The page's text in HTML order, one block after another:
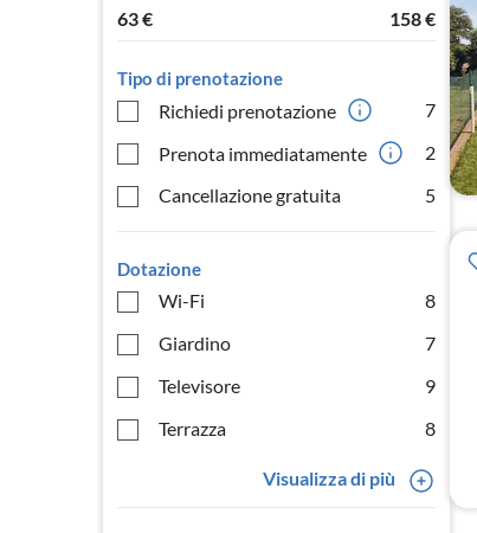
63€ 158€
Tipo di prenotazione
Richiedi prenotazione
7
Prenota immediatamente
2
Cancellazione gratuita
5
Dotazione
Wi-Fi
8
Giardino
7
Televisore
9
Terrazza
8
Visualizza di più